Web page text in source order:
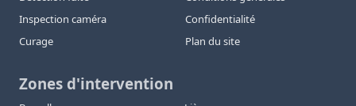
Inspection caméra
Curage
Confidentialité
Plan du site
Zones d'intervention